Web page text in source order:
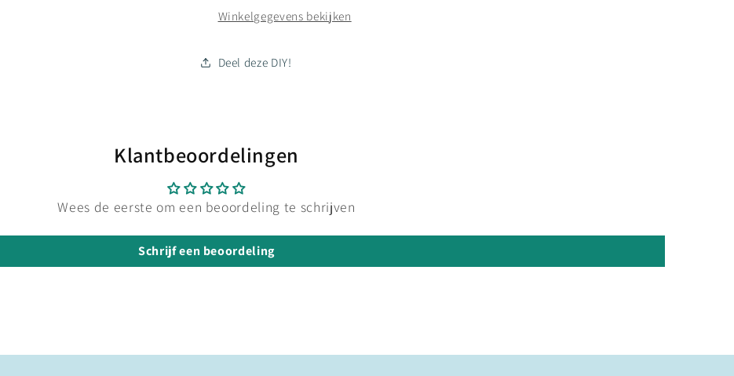
Winkelgegevens bekijken
Deel deze DIY!
Klantbeoordelingen
Wees de eerste om een beoordeling te schrijven
Schrijf een beoordeling